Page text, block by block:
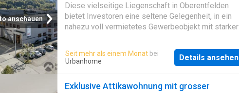
anschauen
Diese vielseitige Liegenschaft in Oberentfelden
bietet Investoren eine seltene Gelegenheit, in ein
nahezu voll vermietetes Gewerbeobjekt mit starker
Gewerbemix aus Werkhalle, Büro- und Wohnflächen
überzeugt die Immobilie mit Funktionalität,
Flexibilität und einer einzigartig hohen
weitere Informationen zu erhalten und einen
Seit mehr als einem Monat bei
Urbanhome
Details ansehen
Exklusive Attikawohnung mit grosser